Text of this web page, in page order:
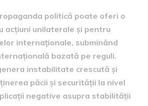
politică poate oferi o
acțiuni unilaterale și pentru
internaționale, subminând
bazată pe reguli.
instabilitate crescută și
păcii și securității la nivel
negative asupra stabilității